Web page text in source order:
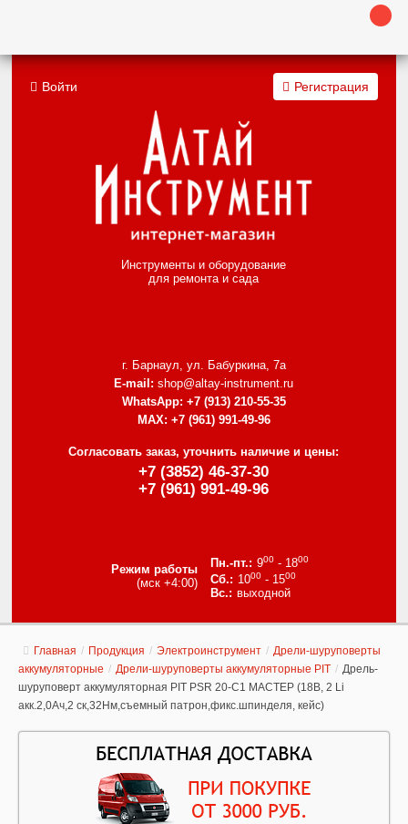
Инструменты и оборудование
для ремонта и сада
г. Барнаул, ул. Бабуркина, 7а
E-mail: shop@altay-instrument.ru
WhatsApp: +7 (913) 210-55-35
MAX: +7 (961) 991-49-96
Согласовать заказ, уточнить наличие и цены:
+7 (3852) 46-37-30
+7 (961) 991-49-96
Режим работы
(мск +4:00)
900- 1800
1000- 1500
выходной
Войти Регистрация
Главная / Продукция / Электроинструмент / Дрели-шуруповерты
аккумуляторные / Дрели-шуруповерты аккумуляторные PIT / Дрель-
шуруповерт аккумуляторная PIT PSR 20-C1 МАСТЕР (18В, 2 Li
акк.2,0Ач,2 ск,32Нм,съемный патрон,фикс.шпинделя, кейс)